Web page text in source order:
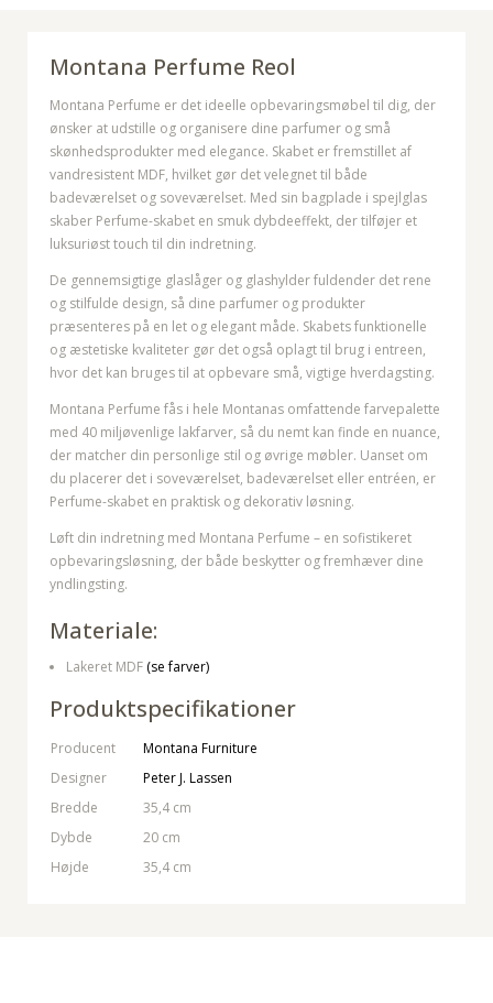
Montana Perfume Reol
Montana Perfume er det ideelle opbevaringsmøbel til dig, der
ønsker at udstille og organisere dine parfumer og små
skønhedsprodukter med elegance. Skabet er fremstillet af
vandresistent MDF, hvilket gør det velegnet til både
badeværelset og soveværelset. Med sin bagplade i spejlglas
skaber Perfume-skabet en smuk dybdeeffekt, der tilføjer et
luksuriøst touch til din indretning.
De gennemsigtige glaslåger og glashylder fuldender det rene
og stilfulde design, så dine parfumer og produkter
præsenteres på en let og elegant måde. Skabets funktionelle
og æstetiske kvaliteter gør det også oplagt til brug i entreen,
hvor det kan bruges til at opbevare små, vigtige hverdagsting.
Montana Perfume fås i hele Montanas omfattende farvepalette
med 40 miljøvenlige lakfarver, så du nemt kan finde en nuance,
der matcher din personlige stil og øvrige møbler. Uanset om
du placerer det i soveværelset, badeværelset eller entréen, er
Perfume-skabet en praktisk og dekorativ løsning.
Løft din indretning med Montana Perfume – en sofistikeret
opbevaringsløsning, der både beskytter og fremhæver dine
yndlingsting.
Materiale:
Lakeret MDF (se farver)
Produktspecifikationer
Producent
Montana Furniture
Designer
Peter J. Lassen
Bredde
35,4 cm
Dybde
20 cm
Højde
35,4 cm